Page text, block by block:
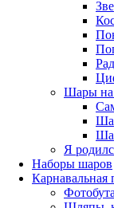
Шары на
Я
Наборы шаров
Карнавальная